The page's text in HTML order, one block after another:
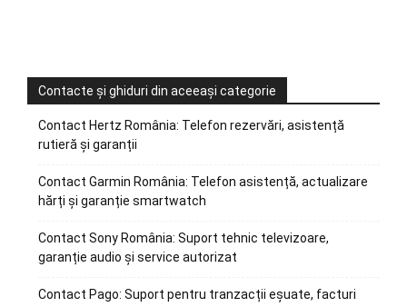
Contacte și ghiduri din aceeași categorie
Contact Hertz România: Telefon rezervări, asistență
rutieră și garanții
Contact Garmin România: Telefon asistență, actualizare
hărți și garanție smartwatch
Contact Sony România: Suport tehnic televizoare,
garanție audio și service autorizat
Contact Pago: Suport pentru tranzacții eșuate, facturi